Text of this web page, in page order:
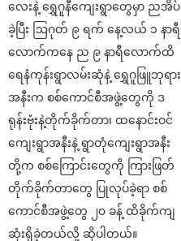
လေးနဲ့ ရွှေဂူနီကျေးရွာတွေမှာ ညအိပ်
ခဲ့ပြီး ဩဂုတ် ၉ ရက် နေ့လယ် ၁ နာရီ
လောက်ကနေ ည ၉ နာရီလောက်ထိ
ရေနံကုန်းရွာလမ်းဆုံနဲ့ ရွှေဂူဖြူဘုရား
အနီးက စစ်ကောင်စီအဖွဲ့တွေကို ဒ
ရုန်းဗုံးနဲ့တိုက်ခိုက်တာ၊ ထနောင်းဝင်
ကျေးရွာအနီးနဲ့ ရွာတုံကျေးရွာအနီး
တို့က စစ်ကြောင်းတွေကို ကြားဖြတ်
တိုက်ခိုက်တာတွေ ပြုလုပ်ခဲ့ရာ စစ်
ကောင်စီအဖွဲ့တွေ ၂၀ ခန့် ထိခိုက်ကျ
ဆုံးရှိခဲ့တယ်လို့ ဆိုပါတယ်။